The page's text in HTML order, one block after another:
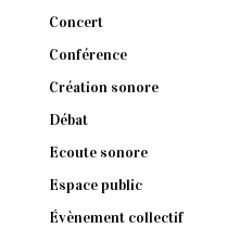
Concert
Conférence
Création sonore
Débat
Ecoute sonore
Espace public
Évènement collectif